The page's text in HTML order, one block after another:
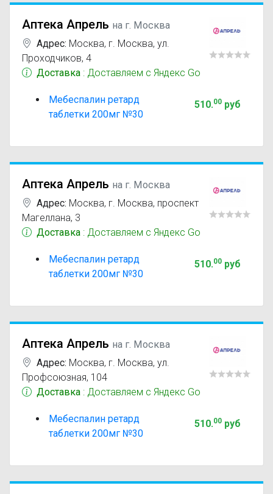
Аптека Апрель на г. Москва
Адрес: Москва, г. Москва, ул.
Проходчиков, 4
Доставка : Доставляем с Яндекс Go
Мебеспалин ретард
таблетки 200мг №30
510.00руб
Аптека Апрель на г. Москва
Адрес: Москва, г. Москва, проспект
Магеллана, 3
Доставка : Доставляем с Яндекс Go
Мебеспалин ретард
таблетки 200мг №30
510.00руб
Аптека Апрель на г. Москва
Адрес: Москва, г. Москва, ул.
Профсоюзная, 104
Доставка : Доставляем с Яндекс Go
Мебеспалин ретард
таблетки 200мг №30
510.00руб